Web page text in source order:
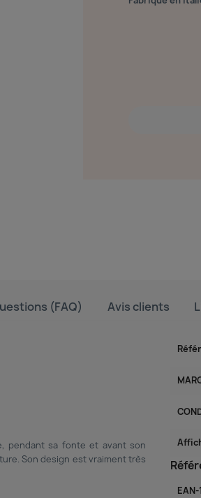
(FAQ) Avis clients
pendant sa fonte et avant son
Son design est vraiment très
EAN-